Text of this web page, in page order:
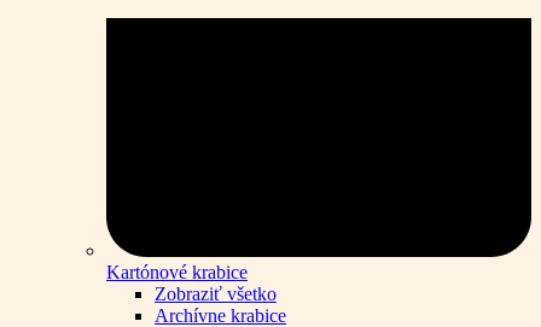
Kartónové krabice
Zobraziť všetko
Archívne krabice